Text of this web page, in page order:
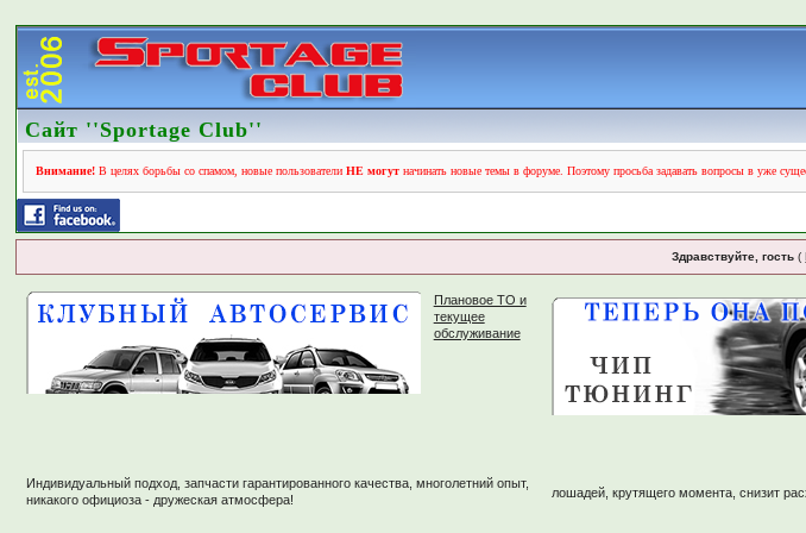
Сайт ''Sportage Club''
Внимание! В целях борьбы со спамом, новые пользователиНЕ могут начинать новые темы в форуме. Поэтому просьба задавать вопросы в уже
Здравствуйте, гость (
Плановое ТО и
текущее
обслуживание
Индивидуальный подход, запчасти гарантированного качества, многолетний опыт,
никакого официоза - дружеская атмосфера!
лошадей, крутящего момента, снизит